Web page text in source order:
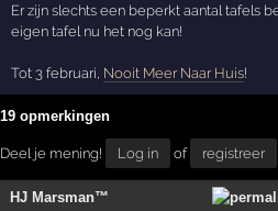
Er zijn slechts een beperkt aantal tafels
eigen tafel nu het nog kan!
Tot 3 februari, Nooit Meer Naar Huis!
19 opmerkingen
Deel je mening! Log in of registreer
HJ Marsman™